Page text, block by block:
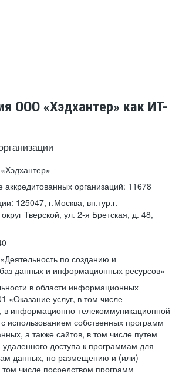
ООО «Хэдхантер» как ИТ-
организаций: 11678
125047, г.Москва, вн.тур.г.
Тверской, ул. 2-я Бретская, д. 48,
по созданию и
данных и информационных ресурсов»
в области информационных
«Оказание услуг, в том числе
в информационно-телекоммуникационной
использованием собственных программ
а также сайтов, в том числе путем
удаленного доступа к программам для
данных, по размещению и (или)
числе посредством программ